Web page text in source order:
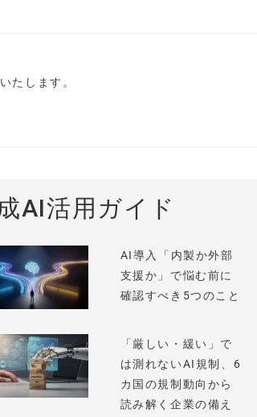
たします。
AI活用ガイド
AI導入「内製か外部
支援か」で悩む前に
確認すべき5つのこと
「厳しい・緩い」で
は測れないAI規制、6
カ国の規制動向から
読み解く企業の備え